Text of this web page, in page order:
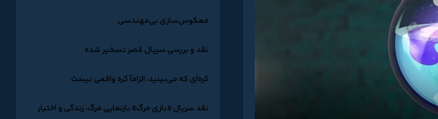
معکوس‌سازی بی‌مهندسی
نقد و بررسی سریال قصر تسخیر شده
کره‌ای که می‌بینید، الزاماً کره واقعی نیست
نقد سریال «بازی مرگ» بازنمایی مرگ، زندگی و اختیار